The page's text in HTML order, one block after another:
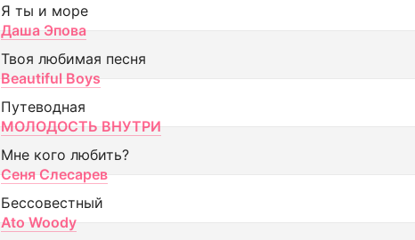
Я ты и море
Даша Эпова
Твоя любимая песня
Beautiful Boys
Путеводная
МОЛОДОСТЬ ВНУТРИ
Мне кого любить?
Сеня Слесарев
Бессовестный
Ato Woody